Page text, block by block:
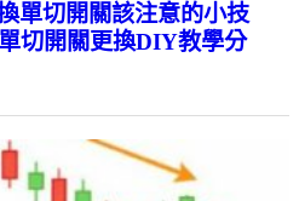
單切開關該注意的小技
切開關更換DIY教學分